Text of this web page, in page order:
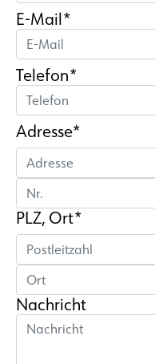
E-Mail*
Telefon*
Adresse*
PLZ, Ort*
Nachricht